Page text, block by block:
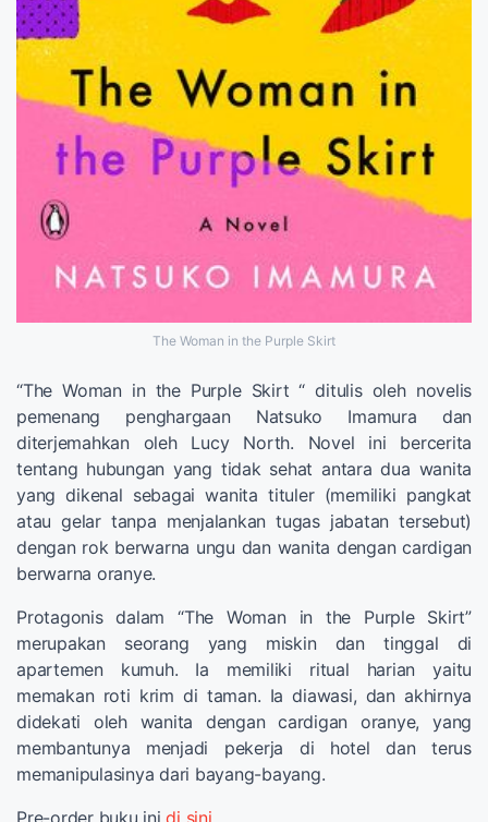
The Woman in the Purple Skirt
“The Woman in the Purple Skirt “ ditulis oleh novelis
pemenang penghargaan Natsuko Imamura dan
diterjemahkan oleh Lucy North. Novel ini bercerita
tentang hubungan yang tidak sehat antara dua wanita
yang dikenal sebagai wanita tituler (memiliki pangkat
atau gelar tanpa menjalankan tugas jabatan tersebut)
dengan rok berwarna ungu dan wanita dengan cardigan
berwarna oranye.
Protagonis dalam “The Woman in the Purple Skirt”
merupakan seorang yang miskin dan tinggal di
apartemen kumuh. Ia memiliki ritual harian yaitu
memakan roti krim di taman. Ia diawasi, dan akhirnya
didekati oleh wanita dengan cardigan oranye, yang
membantunya menjadi pekerja di hotel dan terus
memanipulasinya dari bayang-bayang.
Pre-order buku inidi sini